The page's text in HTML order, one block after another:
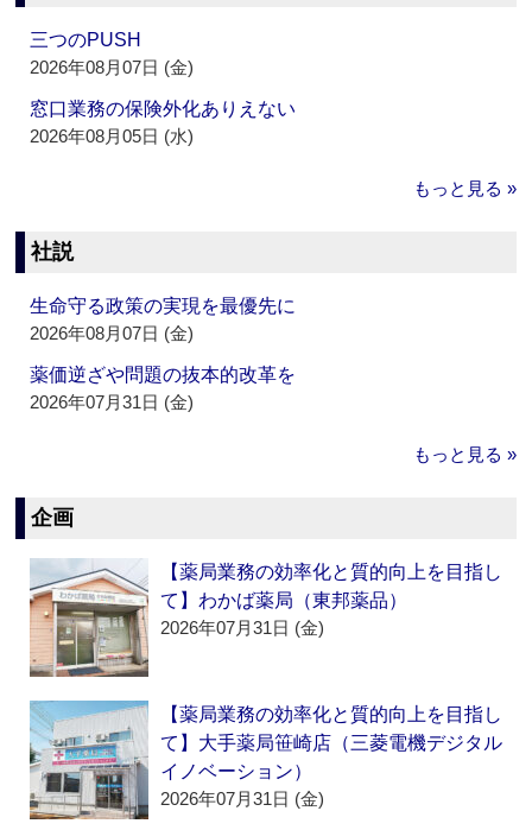
三つのPUSH
2026年08月07日 (金)
窓口業務の保険外化ありえない
2026年08月05日 (水)
もっと見る »
社説
生命守る政策の実現を最優先に
2026年08月07日 (金)
薬価逆ざや問題の抜本的改革を
2026年07月31日 (金)
もっと見る »
企画
【薬局業務の効率化と質的向上を目指し
て】わかば薬局（東邦薬品）
2026年07月31日 (金)
【薬局業務の効率化と質的向上を目指し
て】大手薬局笹崎店（三菱電機デジタル
イノベーション）
2026年07月31日 (金)